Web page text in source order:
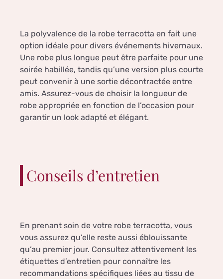
La polyvalence de la robe terracotta en fait une
option idéale pour divers événements hivernaux.
Une robe plus longue peut être parfaite pour une
soirée habillée, tandis qu’une version plus courte
peut convenir à une sortie décontractée entre
amis. Assurez-vous de choisir la longueur de
robe appropriée en fonction de l’occasion pour
garantir un look adapté et élégant.
Conseils d’entretien
En prenant soin de votre robe terracotta, vous
vous assurez qu’elle reste aussi éblouissante
qu’au premier jour. Consultez attentivement les
étiquettes d’entretien pour connaître les
recommandations spécifiques liées au tissu de